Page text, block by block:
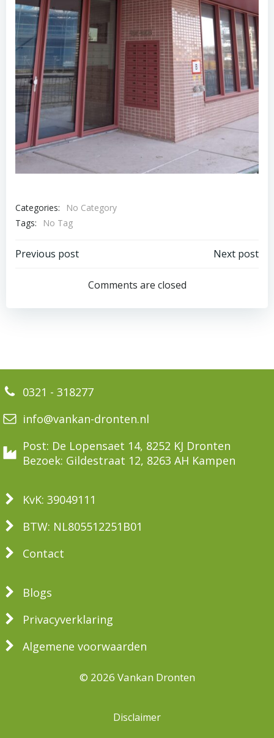
Categories:
No Category
Tags:
No Tag
Bericht
navigatie
Previous post
Bericht
navigatie
Next post
Comments are closed
0321 - 318277
info@vankan-dronten.nl
Post: De Lopensaet 14, 8252 KJ Dronten
Bezoek: Gildestraat 12, 8263 AH Kampen
KvK: 39049111
BTW: NL805512251B01
Contact
Blogs
Privacyverklaring
Algemene voorwaarden
© 2026 Vankan Dronten
Disclaimer